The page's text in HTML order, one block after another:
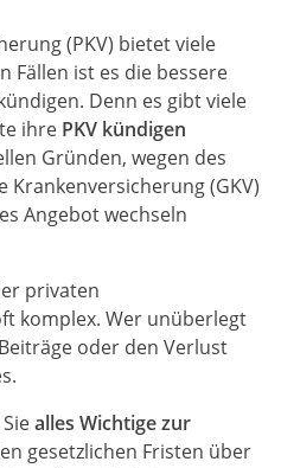
(PKV) bietet viele
Fällen ist es die bessere
Denn es gibt viele
ihre PKV kündigen
Gründen, wegen des
Krankenversicherung (GKV)
Angebot wechseln
privaten
komplex. Wer unüberlegt
oder den Verlust
alles Wichtige zur
gesetzlichen Fristen über